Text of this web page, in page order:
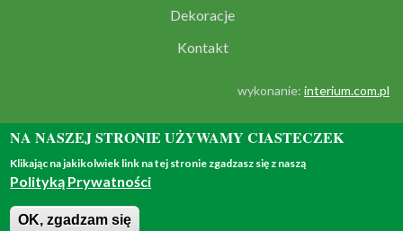
Dekoracje
Kontakt
wykonanie: interium.com.pl
© 2018 - all rights reserved
NA NASZEJ STRONIE UŻYWAMY CIASTECZEK
Klikając na jakikolwiek link na tej stronie zgadzasz się z naszą
Polityką Prywatności
OK, zgadzam się